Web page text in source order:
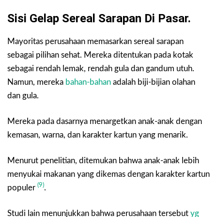
Sisi Gelap Sereal Sarapan Di Pasar.
Mayoritas perusahaan memasarkan sereal sarapan
sebagai pilihan sehat. Mereka ditentukan pada kotak
sebagai rendah lemak, rendah gula dan gandum utuh.
Namun, mereka bahan-bahan adalah biji-bijian olahan
dan gula.
Mereka pada dasarnya menargetkan anak-anak dengan
kemasan, warna, dan karakter kartun yang menarik.
Menurut penelitian, ditemukan bahwa anak-anak lebih
menyukai makanan yang dikemas dengan karakter kartun
populer (9).
Studi lain menunjukkan bahwa perusahaan tersebut yg